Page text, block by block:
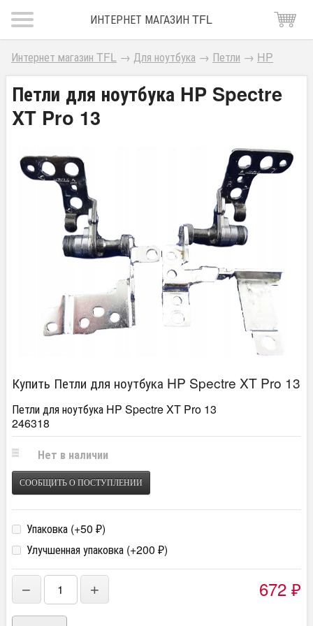
ИНТЕРНЕТ МАГАЗИН TFL
Интернет магазин TFL → Для ноутбука → Петли → HP
Петли для ноутбука HP Spectre
XT Pro 13
Купить Петли для ноутбука HP Spectre XT Pro 13
Петли для ноутбука HP Spectre XT Pro 13
246318
Нет в наличии
СООБЩИТЬ О ПОСТУПЛЕНИИ
Упаковка (+50 ₽)
Улучшенная упаковка (+200 ₽)
− + 672 ₽